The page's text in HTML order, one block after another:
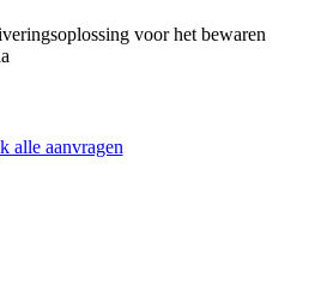
voor het bewaren
alle aanvragen